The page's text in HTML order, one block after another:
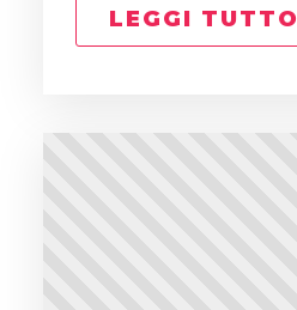
LEGGI TUTTO